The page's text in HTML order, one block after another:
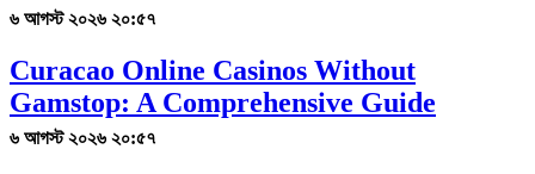
৬ আগস্ট ২০২৬ ২০:৫৭
Curacao Online Casinos Without
Gamstop: A Comprehensive Guide
৬ আগস্ট ২০২৬ ২০:৫৭